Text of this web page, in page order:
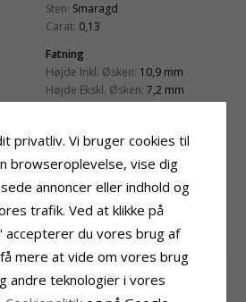
Sten: Smaragd
Carat: 0,13
Fatning
Højde Inkl. Øsken: 10,9 mm
Højde Ekskl. Øsken: 7,2 mm
Passer Til Guldkæder Med Bredde
Slange Max: 1,2 mm
Venezia Max:1,2 mm
PRODUKTER
privatliv. Vi bruger cookies til
browseroplevelse, vise dig
annoncer eller indhold og
trafik. Ved at klikke på
accepterer du vores brug af
mere at vide om vores brug
andre teknologier i vores